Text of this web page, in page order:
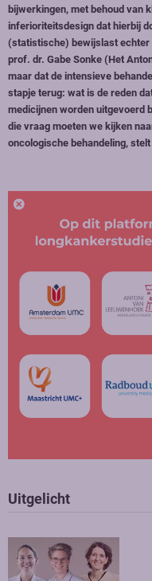
bijwerkingen, met behoud van
inferioriteitsdesign dat hierbij
(statistische) bewijslast echter
prof. dr. Gabe Sonke (Het
maar dat de intensieve
stapje terug: wat is de reden
medicijnen worden uitgevoerd
die vraag moeten we kijken
oncologische behandeling,
Uitgelicht